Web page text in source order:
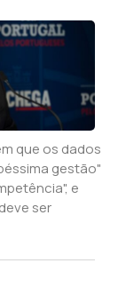
que os dados
gestão"
e
ser